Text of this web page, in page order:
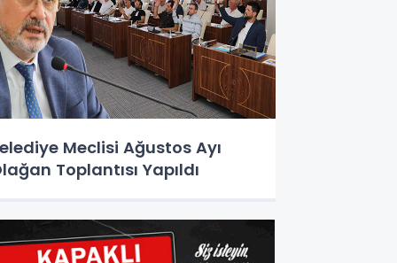
Meclisi Ağustos Ayı
Toplantısı Yapıldı